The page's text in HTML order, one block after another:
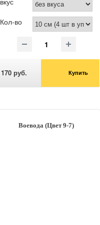
Кол-во
170 руб. Купить
Воевода (Цвет 9-7)